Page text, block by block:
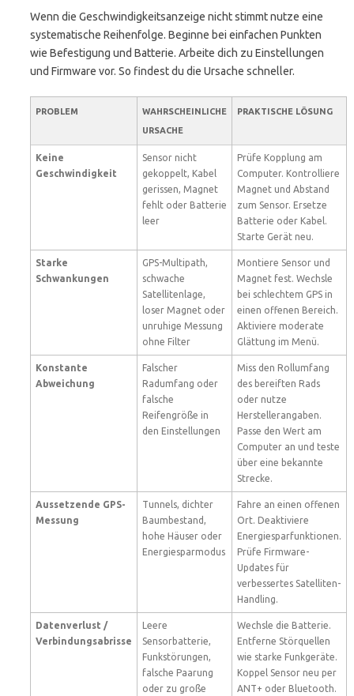
Wenn die Geschwindigkeitsanzeige nicht stimmt nutze eine
systematische Reihenfolge. Beginne bei einfachen Punkten
wie Befestigung und Batterie. Arbeite dich zu Einstellungen
und Firmware vor. So findest du die Ursache schneller.
PROBLEM
WAHRSCHEINLICHE
URSACHE
PRAKTISCHE LÖSUNG
Keine
Geschwindigkeit
Sensor nicht
gekoppelt, Kabel
gerissen, Magnet
fehlt oder Batterie
leer
Prüfe Kopplung am
Computer. Kontrolliere
Magnet und Abstand
zum Sensor. Ersetze
Batterie oder Kabel.
Starte Gerät neu.
Starke
Schwankungen
GPS-Multipath,
schwache
Satellitenlage,
loser Magnet oder
unruhige Messung
ohne Filter
Montiere Sensor und
Magnet fest. Wechsle
bei schlechtem GPS in
einen offenen Bereich.
Aktiviere moderate
Glättung im Menü.
Konstante
Abweichung
Falscher
Radumfang oder
falsche
Reifengröße in
den Einstellungen
Miss den Rollumfang
des bereiften Rads
oder nutze
Herstellerangaben.
Passe den Wert am
Computer an und teste
über eine bekannte
Strecke.
Aussetzende GPS-
Messung
Tunnels, dichter
Baumbestand,
hohe Häuser oder
Energiesparmodus
Fahre an einen offenen
Ort. Deaktiviere
Energiesparfunktionen.
Prüfe Firmware-
Updates für
verbessertes Satelliten-
Handling.
Datenverlust /
Verbindungsabrisse
Leere
Sensorbatterie,
Funkstörungen,
falsche Paarung
oder zu große
Wechsle die Batterie.
Entferne Störquellen
wie starke Funkgeräte.
Koppel Sensor neu per
ANT+ oder Bluetooth.